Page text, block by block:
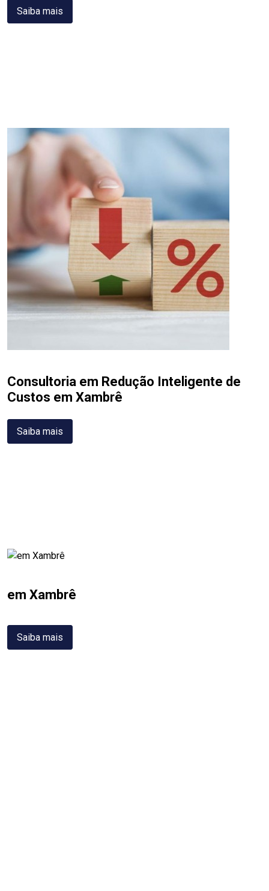
Saiba mais
Consultoria em Redução Inteligente de
Custos em Xambrê
Saiba mais
em Xambrê
Saiba mais